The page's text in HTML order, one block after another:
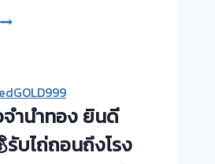
รับ
ทอง
💰
รับ
ไถ่ถอน
ำนำทอง ยินดี
รับไถ่ถอนถึงโรง